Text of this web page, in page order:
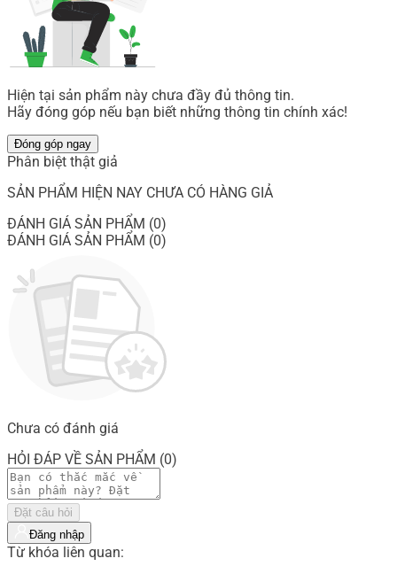
Hiện tại sản phẩm này chưa đầy đủ thông tin.
Hãy đóng góp nếu bạn biết những thông tin chính xác!
Đóng góp ngay
Phân biệt thật giả
SẢN PHẨM HIỆN NAY CHƯA CÓ HÀNG GIẢ
ĐÁNH GIÁ SẢN PHẨM (0)
ĐÁNH GIÁ SẢN PHẨM (0)
Chưa có đánh giá
HỎI ĐÁP VỀ SẢN PHẨM (0)
Đặt câu hỏi
Đăng nhập
Từ khóa liên quan: